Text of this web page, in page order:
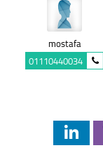
mostafa
01110440034